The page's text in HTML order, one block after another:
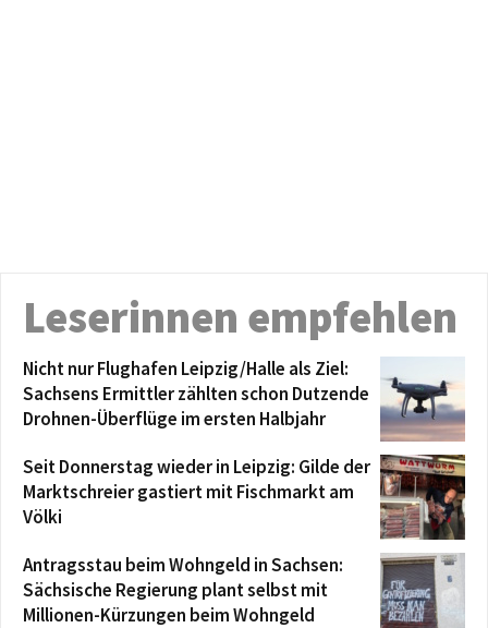
Leserinnen empfehlen
Nicht nur Flughafen Leipzig/Halle als Ziel:
Sachsens Ermittler zählten schon Dutzende
Drohnen-Überflüge im ersten Halbjahr
Seit Donnerstag wieder in Leipzig: Gilde der
Marktschreier gastiert mit Fischmarkt am
Völki
Antragsstau beim Wohngeld in Sachsen:
Sächsische Regierung plant selbst mit
Millionen-Kürzungen beim Wohngeld